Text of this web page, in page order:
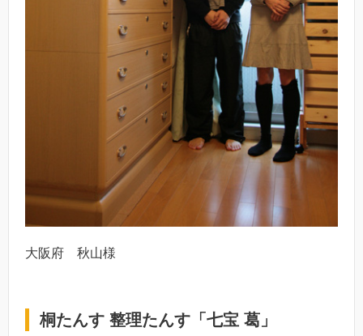
大阪府 秋山様
桐たんす 整理たんす「七宝 葛」